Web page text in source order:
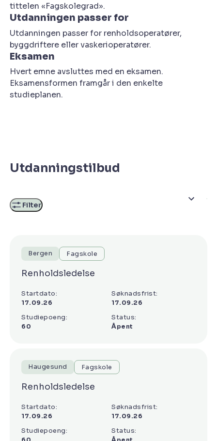
tittelen «Fagskolegrad».
Utdanningen passer for
Utdanningen passer for renholdsoperatører,
byggdriftere eller vaskerioperatører.
Eksamen
Hvert emne avsluttes med en eksamen.
Eksamensformen framgår i den enkelte
studieplanen.
Utdanningstilbud
Filter
Bergen Fagskole
Renholdsledelse
Startdato:
17.09.26
Søknadsfrist:
17.09.26
Studiepoeng:
60
Status:
Åpent
Haugesund Fagskole
Renholdsledelse
Startdato:
17.09.26
Søknadsfrist:
17.09.26
Studiepoeng: Status: